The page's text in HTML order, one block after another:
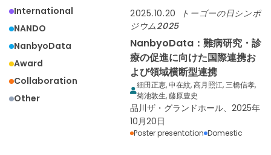
International
NANDO
NanbyoData
Award
Collaboration
Other
2025.10.20
トーゴーの日シンポ
ジウム2025
NanbyoData：難病研究・診
療の促進に向けた国際連携お
よび領域横断型連携
細田正恵, 申在紋, 高月照江, 三橋信孝,
菊池敦生, 藤原豊史
品川ザ・グランドホール、2025年
10月20日
Poster presentation Domestic